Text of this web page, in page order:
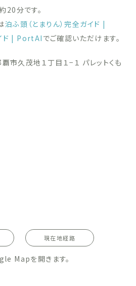
20分です。
泊ふ頭（とまりん）完全ガイド |
ド | PortAI でご確認いただけます。
久茂地１丁目１−１ パレットくも
現在地経路
Mapを開きます。